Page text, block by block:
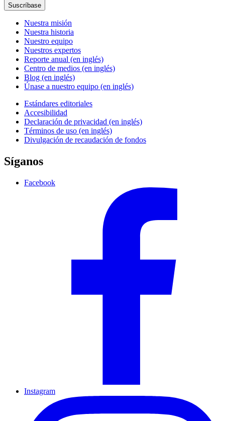
Suscríbase
Nuestra misión
Nuestra historia
Nuestro equipo
Nuestros expertos
Reporte anual (en inglés)
Centro de medios (en inglés)
Blog (en inglés)
Únase a nuestro equipo (en inglés)
Estándares editoriales
Accesibilidad
Declaración de privacidad (en inglés)
Términos de uso (en inglés)
Divulgación de recaudación de fondos
Síganos
Facebook
Instagram